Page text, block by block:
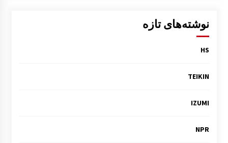
نوشته‌های تازه
HS
TEIKIN
IZUMI
NPR